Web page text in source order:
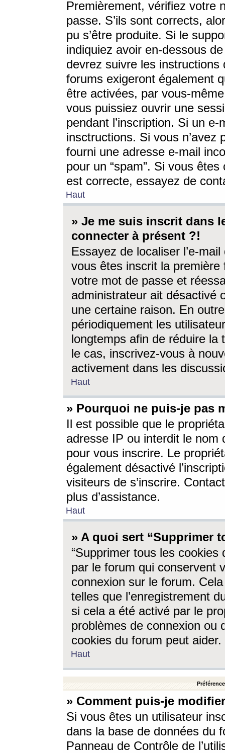
Premièrement, vérifiez votre
passe. S’ils sont corrects,
pu s’être produite. Si le
indiquiez avoir en-dessous
devrez suivre les
forums exigeront également
être activées, par vous-
vous puissiez ouvrir une
pendant l’inscription. Si un
insctructions. Si vous n’avez
fourni une adresse e-mail
pour un “spam”. Si vous
est correcte, essayez de
Haut
» Je me suis inscrit dans
connecter à présent ?!
Essayez de localiser l’e-
vous êtes inscrit la première
votre mot de passe et
administrateur ait désactivé
une certaine raison. En
périodiquement les
longtemps afin de réduire la
le cas, inscrivez-vous à
activement dans les
Haut
» Pourquoi ne puis-je pas
Il est possible que le
adresse IP ou interdit le nom
pour vous inscrire. Le
également désactivé
visiteurs de s’inscrire.
plus d’assistance.
Haut
» A quoi sert “Supprimer
“Supprimer tous les cookies
par le forum qui conservent
connexion sur le forum.
telles que l’enregistrement
si cela a été activé par le
problèmes de connexion ou
cookies du forum peut aider.
Haut
» Comment puis-je
Si vous êtes un utilisateur
dans la base de données du
Panneau de Contrôle de